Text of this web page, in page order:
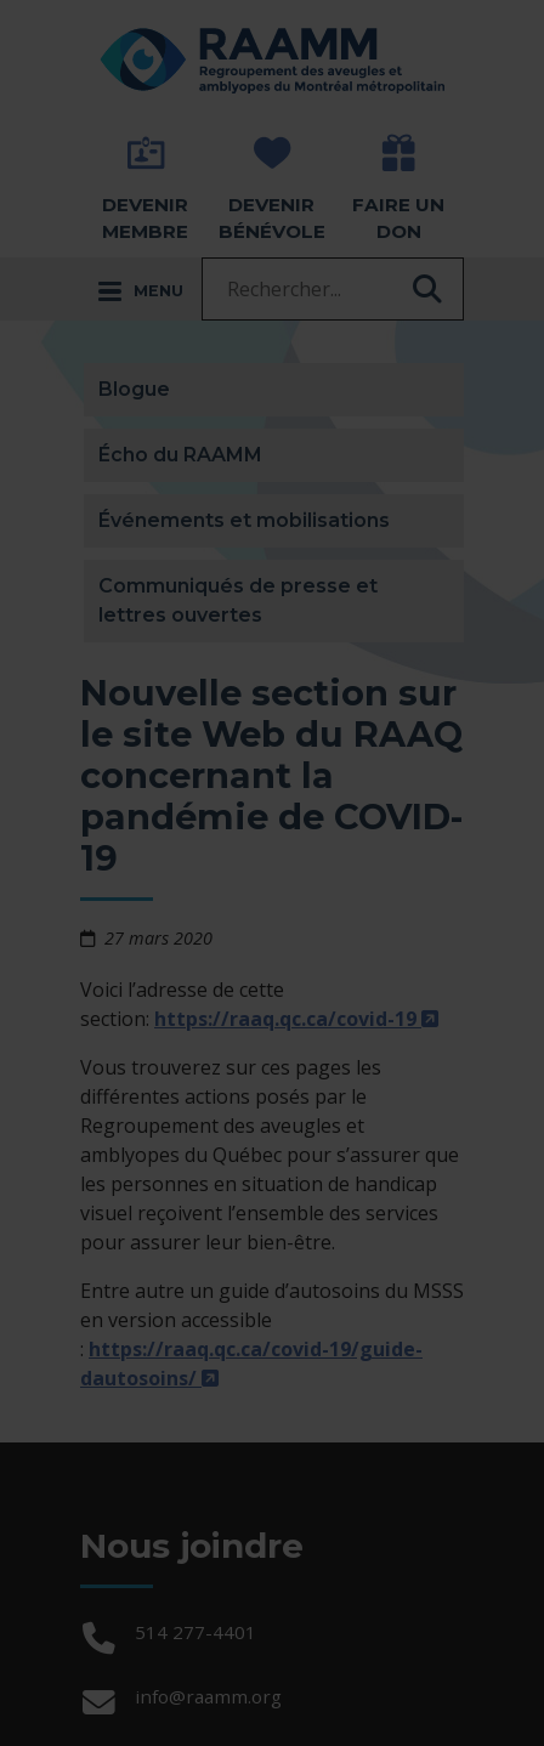
RETOUR À LA PAGE D'ACCUEIL -
DEVENIR
MEMBRE
DEVENIR
BÉNÉVOLE
FAIRE UN
DON
MENU
Blogue
Écho du RAAMM
Événements et mobilisations
Communiqués de presse et
lettres ouvertes
Nouvelle section sur
le site Web du RAAQ
concernant la
pandémie de COVID-
19
27 mars 2020
Voici l’adresse de cette
section: https://raaq.qc.ca/covid-19
- Cet
Vous trouverez sur ces pages les
différentes actions posés par le
Regroupement des aveugles et
amblyopes du Québec pour s’assurer que
les personnes en situation de handicap
visuel reçoivent l’ensemble des services
pour assurer leur bien-être.
Entre autre un guide d’autosoins du MSSS
en version accessible
: https://raaq.qc.ca/covid-19/guide-
dautosoins/
- Cet hyperlien s'ouvrira dans
Nous joindre
Téléphone :
514 277-4401
Courriel :
info@raamm.org